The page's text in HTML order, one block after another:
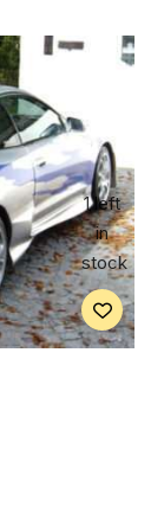
1 left
in
stock